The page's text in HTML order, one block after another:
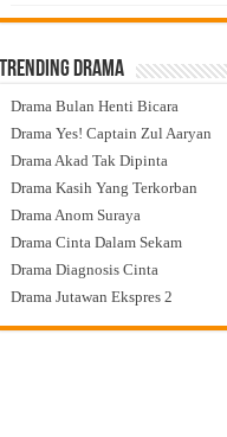
Trending Drama
Drama Bulan Henti Bicara
Drama Yes! Captain Zul Aaryan
Drama Akad Tak Dipinta
Drama Kasih Yang Terkorban
Drama Anom Suraya
Drama Cinta Dalam Sekam
Drama Diagnosis Cinta
Drama Jutawan Ekspres 2